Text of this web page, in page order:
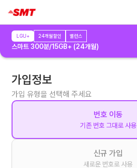
LGU+ 24개월할인 밸런스
스마트 300분/15GB+ (24개월)
가입정보
가입 유형을 선택해 주세요
번호 이동
기존 번호 그대로 사용
신규 가입
새로운 번호로 사용